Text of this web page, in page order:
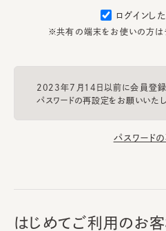
ログインし
※共有の端末をお使いの方は
2023年7月14日以前に会員登録
パスワードの再設定をお願いいたし
パスワード
はじめてご利用のお客